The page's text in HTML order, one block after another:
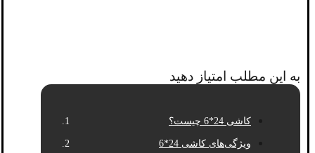
به این مطلب امتیاز دهید
کاشی 24*6 چیست؟
ویژگی‌های کاشی 24*6